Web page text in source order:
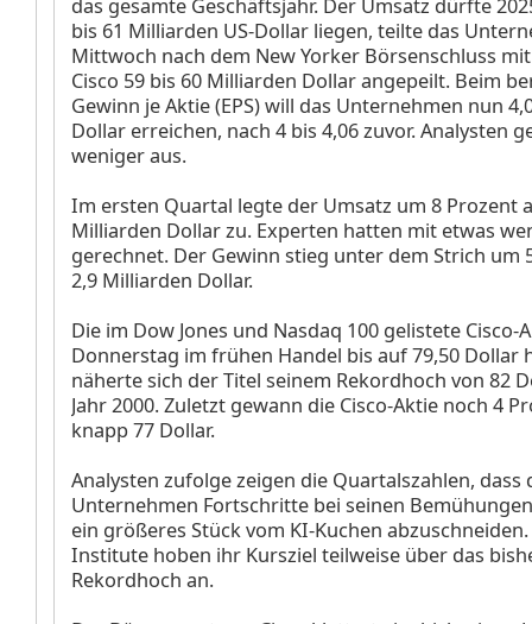
das gesamte Geschäftsjahr. Der Umsatz dürfte
bis 61 Milliarden US-Dollar liegen, teilte das
Mittwoch nach dem New Yorker Börsenschluss
Cisco 59 bis 60 Milliarden Dollar angepeilt. Beim
Gewinn je Aktie (EPS) will das Unternehmen nun
Dollar erreichen, nach 4 bis 4,06 zuvor. Analysten
weniger aus.
Im ersten Quartal legte der Umsatz um 8 Prozent
Milliarden Dollar zu. Experten hatten mit etwas
gerechnet. Der Gewinn stieg unter dem Strich um
2,9 Milliarden Dollar.
Die im Dow Jones und Nasdaq 100 gelistete Cisco-
Donnerstag im frühen Handel bis auf 79,50 Dollar
näherte sich der Titel seinem Rekordhoch von 82
Jahr 2000. Zuletzt gewann die Cisco-Aktie noch 4
knapp 77 Dollar.
Analysten zufolge zeigen die Quartalszahlen, dass
Unternehmen Fortschritte bei seinen
ein größeres Stück vom KI-Kuchen
Institute hoben ihr Kursziel teilweise über das
Rekordhoch an.